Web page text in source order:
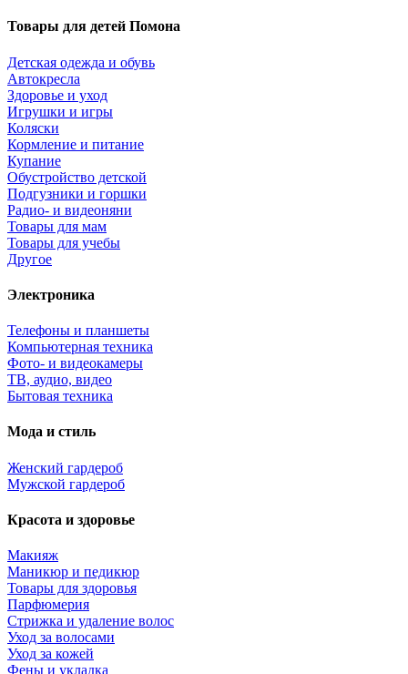
Товары для детей Помона
Детская одежда и обувь
Автокресла
Здоровье и уход
Игрушки и игры
Коляски
Кормление и питание
Купание
Обустройство детской
Подгузники и горшки
Радио- и видеоняни
Товары для мам
Товары для учебы
Другое
Электроника
Телефоны и планшеты
Компьютерная техника
Фото- и видеокамеры
ТВ, аудио, видео
Бытовая техника
Мода и стиль
Женский гардероб
Мужской гардероб
Красота и здоровье
Макияж
Маникюр и педикюр
Товары для здоровья
Парфюмерия
Стрижка и удаление волос
Уход за волосами
Уход за кожей
Фены и укладка